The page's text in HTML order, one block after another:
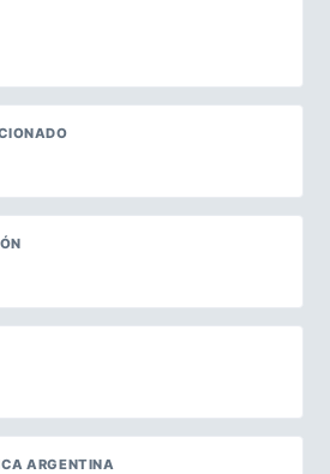
ARGENTINA